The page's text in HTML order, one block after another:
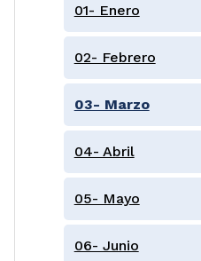
01- Enero
02- Febrero
03- Marzo
04- Abril
05- Mayo
06- Junio